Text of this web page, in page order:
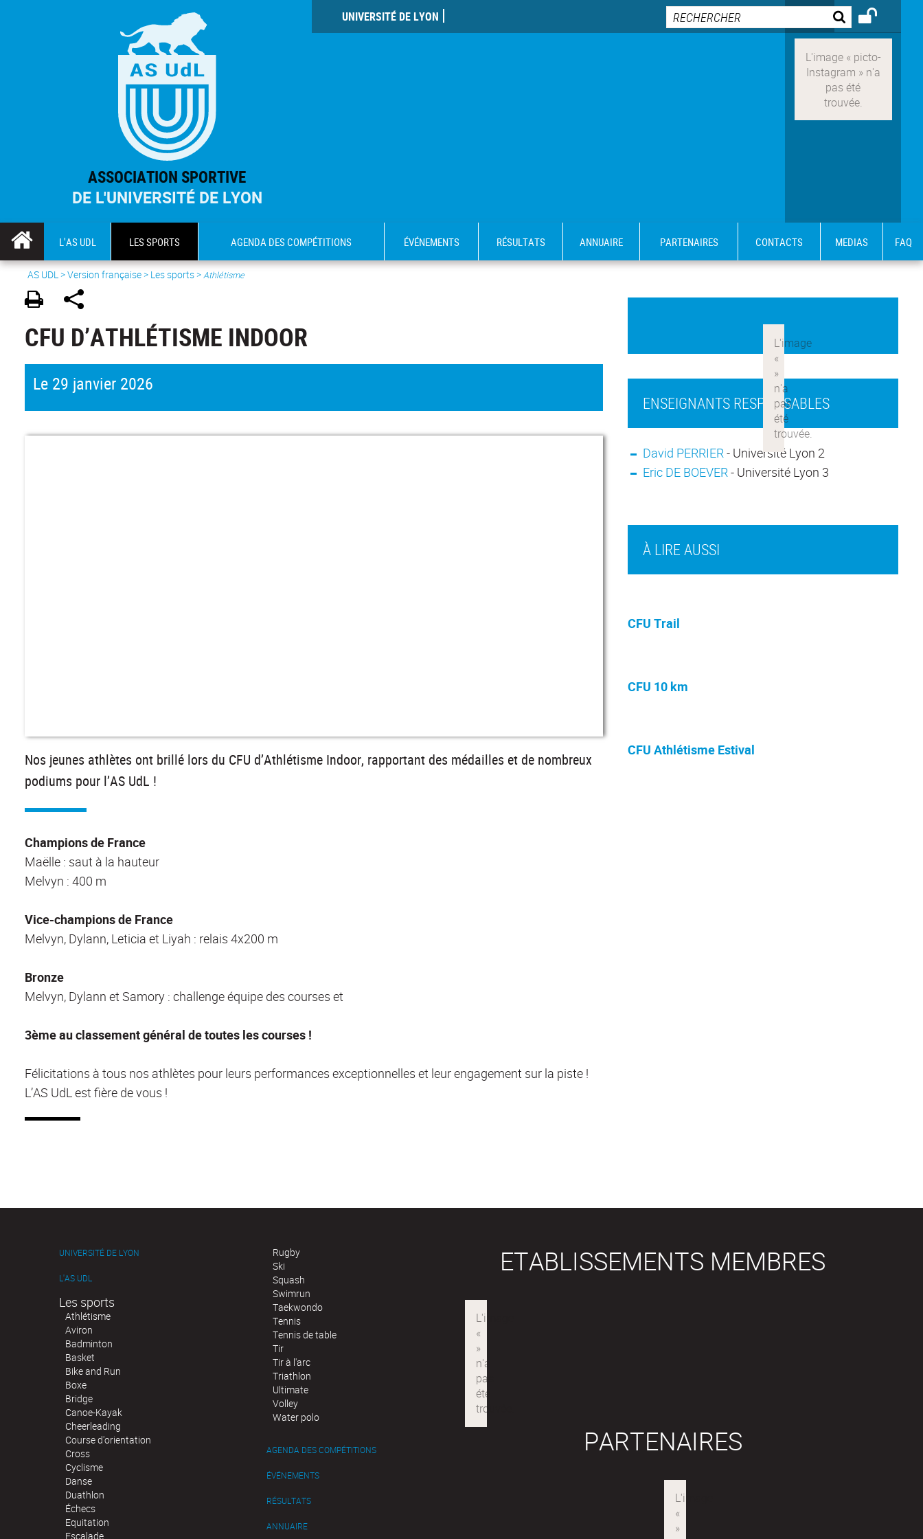
ASSOCIATION SPORTIVE
DE L'UNIVERSITÉ DE LYON
UNIVERSITÉ DE LYON
L'AS UDL LES SPORTS AGENDA DES COMPÉTITIONS ÉVÉNEMENTS RÉSULTATS ANNUAIRE PARTENAIRES CONTACTS MEDIAS FAQ
AS UDL>Version française> Les sports >Athlétisme
CFU D’ATHLÉTISME INDOOR
Le 29 janvier 2026
Nos jeunes athlètes ont brillé lors du CFU d’Athlétisme Indoor, rapportant des médailles et de nombreux
podiums pour l’AS UdL !
Champions de France
Maëlle : saut à la hauteur
Melvyn : 400 m
Vice-champions de France
Melvyn, Dylann, Leticia et Liyah : relais 4x200 m
Bronze
Melvyn, Dylann et Samory : challenge équipe des courses et
3ème au classement général de toutes les courses !
Félicitations à tous nos athlètes pour leurs performances exceptionnelles et leur engagement sur la piste !
L’AS UdL est fière de vous !
À LIRE AUSSI
CFU Trail
CFU 10 km
CFU Athlétisme Estival
ENSEIGNANTS RESPONSABLES
David PERRIER- Université Lyon 2
Eric DE BOEVER- Université Lyon 3
UNIVERSITÉ DE LYON
L'AS UDL
Les sports
Athlétisme
Aviron
Badminton
Basket
Bike and Run
Boxe
Bridge
Canoe-Kayak
Cheerleading
Course d'orientation
Cross
Cyclisme
Danse
Duathlon
Échecs
Equitation
Escalade
Rugby
Ski
Squash
Swimrun
Taekwondo
Tennis
Tennis de table
Tir
Tir à l'arc
Triathlon
Ultimate
Volley
Water polo
AGENDA DES COMPÉTITIONS
ÉVÉNEMENTS
RÉSULTATS
ANNUAIRE
ETABLISSEMENTS MEMBRES
PARTENAIRES